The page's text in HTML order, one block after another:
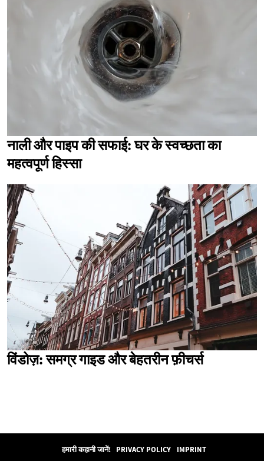
नाली और पाइप की सफाई: घर के स्वच्छता का
महत्वपूर्ण हिस्सा
विंडोज़: समग्र गाइड और बेहतरीन फ़ीचर्स
हमारी कहानी जानें! PRIVACY POLICY IMPRINT